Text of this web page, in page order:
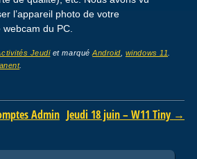
l’appareil photo de votre
du PC.
Jeudiet marquéAndroid, windows 11
.
Admin Jeudi 18 juin – W11 Tiny →